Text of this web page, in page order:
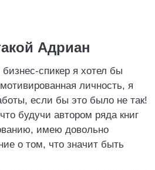
Адриан
спикер я хотел бы
личность, я
если бы это было не так!
будучи автором ряда книг
имею довольно
о том, что значит быть